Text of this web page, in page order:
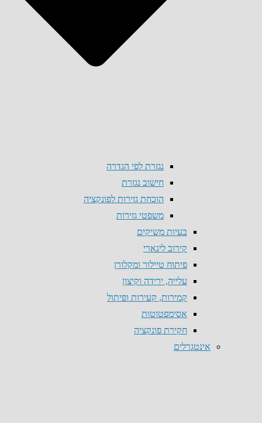
נגזרת לפי הגדרה
חישוב נגזרת
הוכחת גזירות לפונקציה
משפטי גזירות
בעיות משיקים
קירוב לינארי
פיתוח טיילור ומקלורן
עלייה, ירידה וקיצון
קמירות, קעירות ופיתול
אסימפטוטות
חקירת פונקציה
אינטגרלים